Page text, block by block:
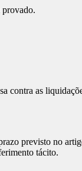
provado.
as
previsto no
tácito.